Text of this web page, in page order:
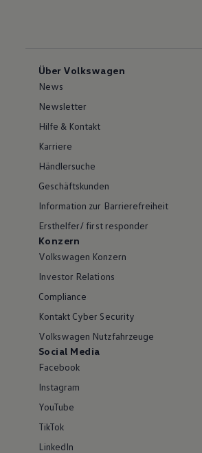
Über Volkswagen
News
Newsletter
Hilfe & Kontakt
Karriere
Händlersuche
Geschäftskunden
Information zur Barrierefreiheit
Ersthelfer/ first responder
Konzern
Volkswagen Konzern
Investor Relations
Compliance
Kontakt Cyber Security
Volkswagen Nutzfahrzeuge
Social Media
Facebook
Instagram
YouTube
TikTok
LinkedIn